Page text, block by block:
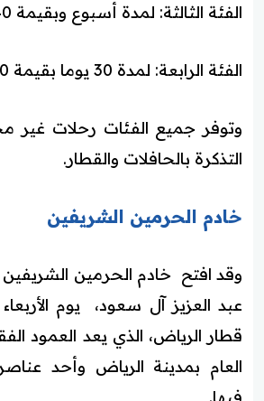
الفئة الثالثة: لمدة أسبوع وبقيمة 40 ريالا.
الفئة الرابعة: لمدة 30 يوما بقيمة 140 ريالا.
وتوفر جميع الفئات رحلات غير
التذكرة بالحافلات والقطار.
خادم الحرمين الشريفين
وقد افتح خادم الحرمين
عبد العزيز آل سعود، يوم
قطار الرياض، الذي يعد العمود
العام بمدينة الرياض وأحد
فيها.